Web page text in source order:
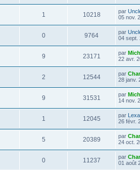
1 10218 par
05 nov.
0 9764 par
04 sept.
9 23171 par
22 avr.
2 12544 par
28 janv.
9 31531 par
14 nov.
1 12045 par
26 févr.
5 20389 par
24 oct.
0 11237 par
01 août